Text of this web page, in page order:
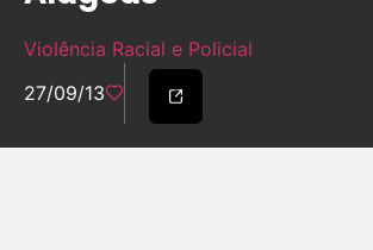
Violência Racial e Policial
27/09/13